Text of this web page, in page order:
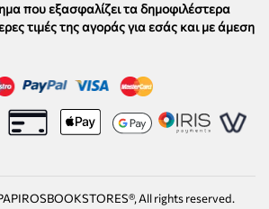
που εξασφαλίζει τα δημοφιλέστερα
τιμές της αγοράς για εσάς και με άμεση
All rights reserved.